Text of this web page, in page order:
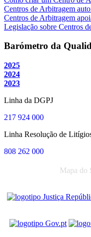
Centros de Arbitragem
Centros de Arbitragem
Legislação sobre Centros
Barómetro da
2025
2024
2023
Linha da DGPJ
217 924 000
Linha Resolução de
808 262 000
Mapa do